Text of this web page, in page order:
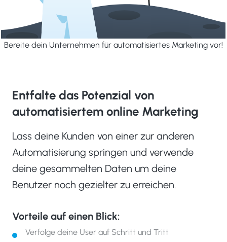
Entfalte das Potenzial von
automatisiertem online Marketing
Lass deine Kunden von einer zur anderen
Automatisierung springen und verwende
deine gesammelten Daten um deine
Benutzer noch gezielter zu erreichen.
Vorteile auf einen Blick:
Verfolge deine User auf Schritt und Tritt
Bereite dein Unternehmen für automatisiertes Marketing vor!